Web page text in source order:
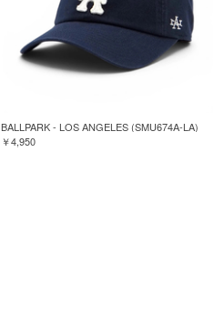
BALLPARK - LOS ANGELES (SMU674A-LA)
￥4,950